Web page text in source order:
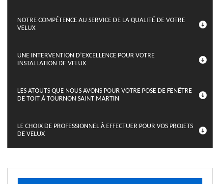
NOTRE COMPÉTENCE AU SERVICE DE LA QUALITÉ DE VOTRE
VELUX
UNE INTERVENTION D’EXCELLENCE POUR VOTRE
INSTALLATION DE VELUX
LES ATOUTS QUE NOUS AVONS POUR VOTRE POSE DE FENÊTRE
DE TOIT À TOURNON SAINT MARTIN
LE CHOIX DE PROFESSIONNEL À EFFECTUER POUR VOS PROJETS
DE VELUX